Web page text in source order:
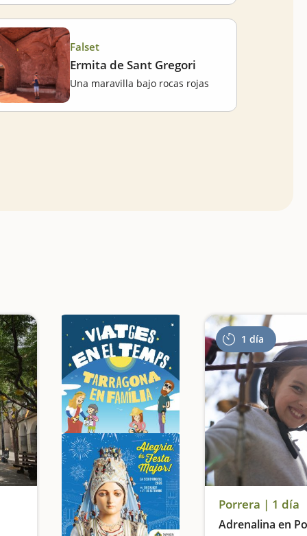
Falset
Ermita de Sant Gregori
Una maravilla bajo rocas rojas
1 día
Porrera | 1 día
Adrenalina en